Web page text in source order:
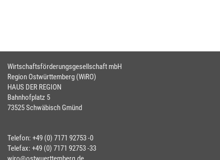
Wirtschaftsförderungsgesellschaft mbH
Region Ostwürttemberg (WiRO)
HAUS DER REGION
Bahnhofplatz 5
73525 Schwäbisch Gmünd
Telefon: +49 (0) 7171 92753 -0
Telefax: +49 (0) 7171 92753 -33